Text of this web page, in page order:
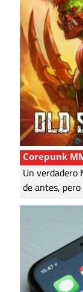
Corepunk
Un verdadero
de antes,